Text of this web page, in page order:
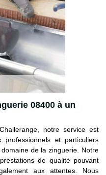
08400 à un
notre service est
professionnels et particuliers
de la zinguerie. Notre
de qualité pouvant
aux attentes. Nous